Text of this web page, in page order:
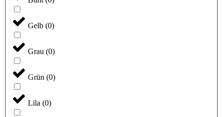
Gelb (0)
Grau (0)
Grün (0)
Lila (0)